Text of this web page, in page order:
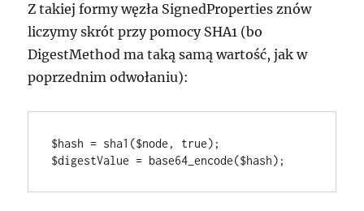
Z takiej formy węzła SignedProperties znów
liczymy skrót przy pomocy SHA1 (bo
DigestMethod ma taką samą wartość, jak w
poprzednim odwołaniu):
$hash = sha1($node, true);
$digestValue = base64_encode($hash);